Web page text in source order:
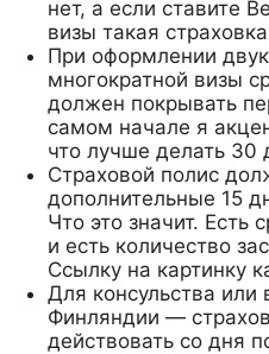
нет, а если ставите
визы такая
При оформлении
многократной визы
должен покрывать
самом начале я
что лучше делать 30
Страховой полис
дополнительные 15
Что это значит. Есть
и есть количество
Ссылку на картинку
Для консульства или
Финляндии —
действовать со дня